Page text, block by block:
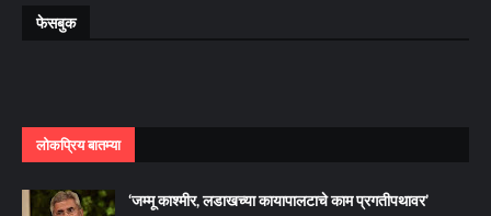
फेसबुक
लोकप्रिय बातम्या
‘जम्मू काश्मीर, लडाखच्या कायापालटाचे काम प्रगतीपथावर’